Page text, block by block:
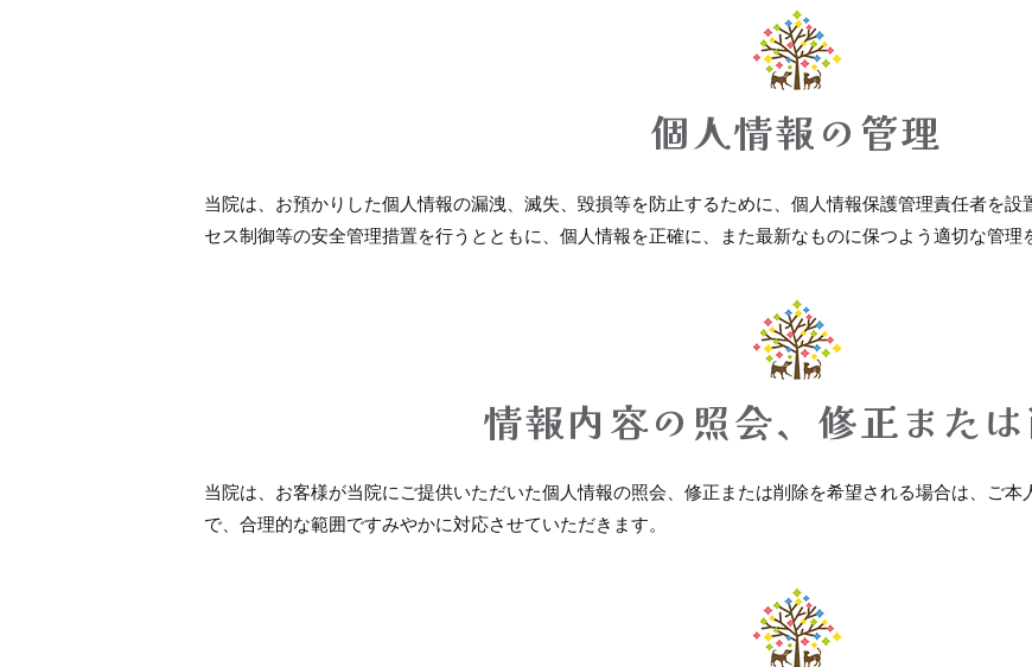
個人情報の管理
当院は、お預かりした個人情報の漏洩、滅失、毀損等を防止するために、個人情報保護管理責任者を
セス制御等の安全管理措置を行うとともに、個人情報を正確に、また最新なものに保つよう適切な管理
情報内容の照会、修正また
当院は、お客様が当院にご提供いただいた個人情報の照会、修正または削除を希望される場合は、ご本
で、合理的な範囲ですみやかに対応させていただきます。